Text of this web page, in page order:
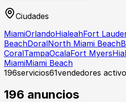
Ciudades
MiamiOrlandoHialeahFort
BeachDoralNorth Miami Beach
CoralTampaOcalaFort Myers
MiamiMiami Beach
196servicios61vendedores
196 anuncios